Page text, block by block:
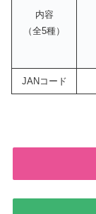
内容
（全5種）
JANコード